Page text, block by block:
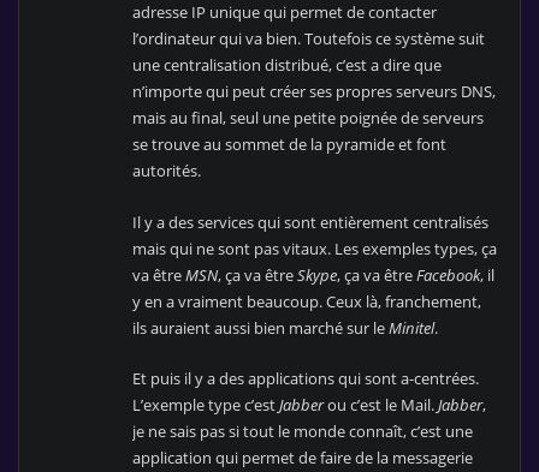
adresse IP unique qui permet de contacter
l’ordinateur qui va bien. Toutefois ce système suit
une centralisation distribué, c’est a dire que
n’importe qui peut créer ses propres serveurs DNS,
mais au final, seul une petite poignée de serveurs
se trouve au sommet de la pyramide et font
autorités.
Il y a des services qui sont entièrement centralisés
mais qui ne sont pas vitaux. Les exemples types, ça
va êtreMSN, ça va êtreSkype, ça va êtreFacebook, il
y en a vraiment beaucoup. Ceux là, franchement,
ils auraient aussi bien marché sur leMinitel.
Et puis il y a des applications qui sont a-centrées.
L’exemple type c’estJabberou c’est le Mail.Jabber,
je ne sais pas si tout le monde connaît, c’est une
application qui permet de faire de la messagerie